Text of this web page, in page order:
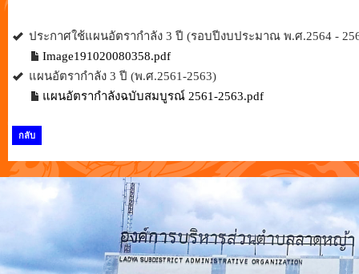
ประกาศใช้แผนอัตรากำลัง 3 ปี (รอบปีงบประมาณ พ.ศ.2564 -
Image191020080358.pdf
แผนอัตรากำลัง 3 ปี (พ.ศ.2561-2563)
แผนอัตรากำลังฉบับสมบูรณ์ 2561-2563.pdf
กลับ